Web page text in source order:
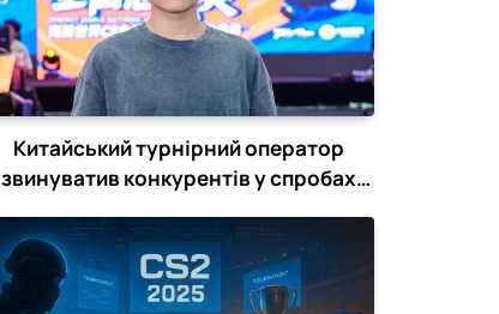
Китайський турнірний оператор
звинуватив конкурентів у спробах